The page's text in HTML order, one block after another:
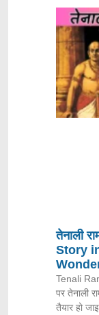
तेनाली
Story
Tenali
पर तेनाली
तैयार हो